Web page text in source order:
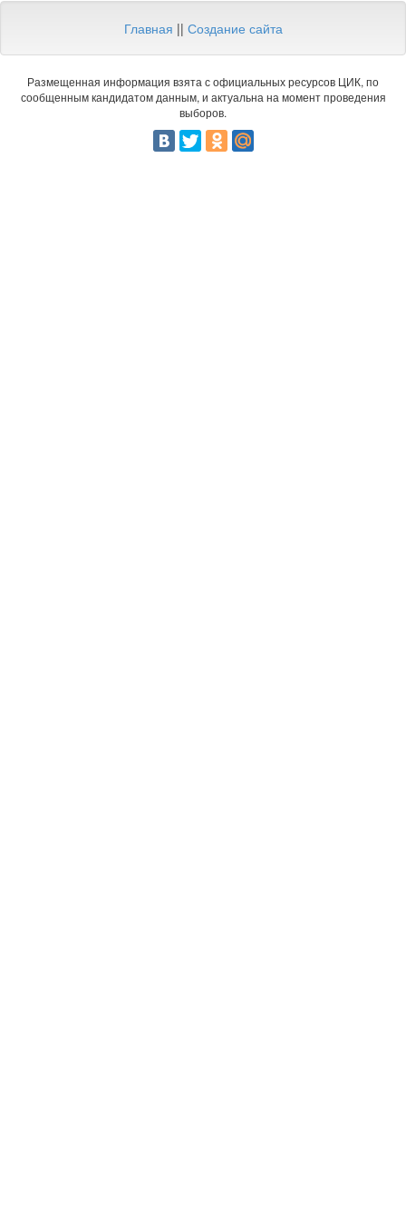
Главная || Создание сайта
Размещенная информация взята с официальных ресурсов ЦИК, по
сообщенным кандидатом данным, и актуальна на момент проведения
выборов.